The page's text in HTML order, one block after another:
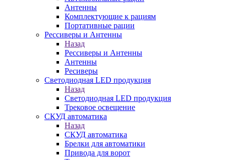
Антенны
Комплектующие к рациям
Портативные рации
Рессиверы и Антенны
Назад
Рессиверы и Антенны
Антенны
Ресиверы
Светодиодная LED продукция
Назад
Светодиодная LED продукция
Трековое освещение
СКУД автоматика
Назад
СКУД автоматика
Брелки для автоматики
Привода для ворот